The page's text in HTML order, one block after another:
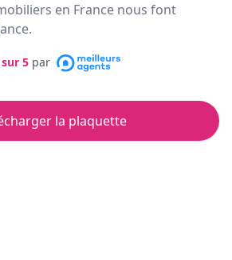
en France nous font
sur 5 par
la plaquette